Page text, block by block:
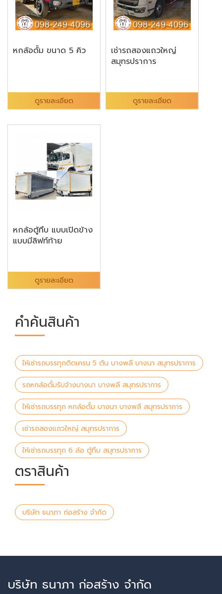
หกล้อดั้ม ขนาด 5 คิว
ดูรายละเอียด
เช่ารถสองแถวใหญ่
สมุทรปราการ
ดูรายละเอียด
หกล้อตู้ทึบ แบบเปิดข้าง
แบบมีลิฟท์ท้าย
ดูรายละเอียด
คำค้นสินค้า
ให้เช่ารถบรรทุกติดเครน 5 ตัน บางพลี บางนา สมุทรปราการ
รถหกล้อดั้มรับจ้างบางนา บางพลี สมุทรปราการ
ให้เช่ารถบรรทุก หกล้อดั้ม บางนา บางพลี สมุทรปราการ
เช่ารถสองแถวใหญ่ สมุทรปราการ
ให้เช่ารถบรรทุก 6 ล้อ ตู้ทึบ สมุทรปราการ
ตราสินค้า
บริษัท ธนาภา ก่อสร้าง จำกัด
บริษัท ธนาภา ก่อสร้าง จำกัด